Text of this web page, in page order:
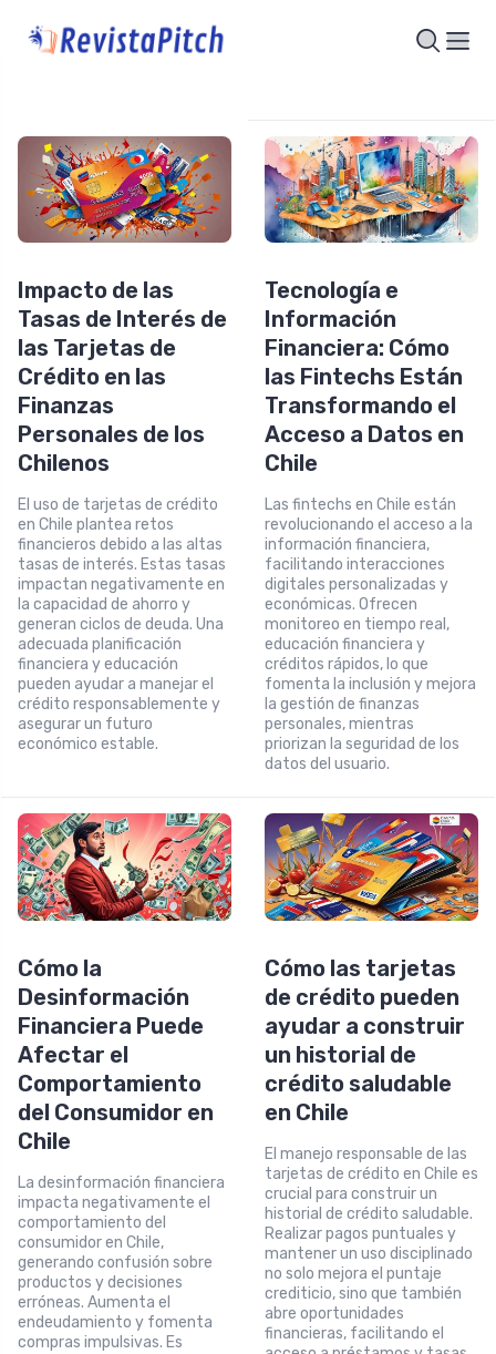
Impacto de las
Tasas de Interés de
las Tarjetas de
Crédito en las
Finanzas
Personales de los
Chilenos
El uso de tarjetas de crédito
en Chile plantea retos
financieros debido a las altas
tasas de interés. Estas tasas
impactan negativamente en
la capacidad de ahorro y
generan ciclos de deuda. Una
adecuada planificación
financiera y educación
pueden ayudar a manejar el
crédito responsablemente y
asegurar un futuro
económico estable.
Tecnología e
Información
Financiera: Cómo
las Fintechs Están
Transformando el
Acceso a Datos en
Chile
Las fintechs en Chile están
revolucionando el acceso a la
información financiera,
facilitando interacciones
digitales personalizadas y
económicas. Ofrecen
monitoreo en tiempo real,
educación financiera y
créditos rápidos, lo que
fomenta la inclusión y mejora
la gestión de finanzas
personales, mientras
priorizan la seguridad de los
datos del usuario.
Cómo la
Desinformación
Financiera Puede
Afectar el
Comportamiento
del Consumidor en
Chile
La desinformación financiera
impacta negativamente el
comportamiento del
consumidor en Chile,
generando confusión sobre
productos y decisiones
erróneas. Aumenta el
endeudamiento y fomenta
compras impulsivas. Es
Cómo las tarjetas
de crédito pueden
ayudar a construir
un historial de
crédito saludable
en Chile
El manejo responsable de las
tarjetas de crédito en Chile es
crucial para construir un
historial de crédito saludable.
Realizar pagos puntuales y
mantener un uso disciplinado
no solo mejora el puntaje
crediticio, sino que también
abre oportunidades
financieras, facilitando el